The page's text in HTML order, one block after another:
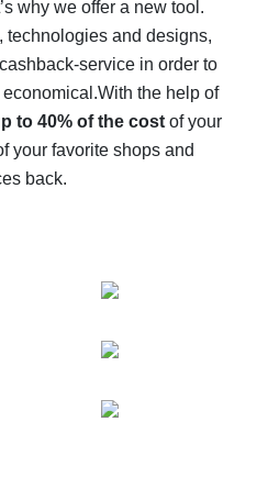
- the impossible is
- how to find it
for AliExpress - let's
offers
why we offer a new tool.
technologies and designs,
service in order to
With the help of
to 40% of the costof your
your favorite shops and
back.